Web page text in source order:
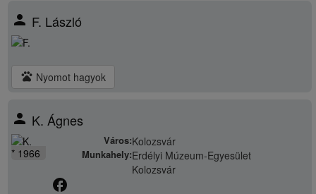
person F. László
pets Nyomot hagyok
person K. Ágnes
* 1966
Város:Kolozsvár
Munkahely:Erdélyi Múzeum-Egyesület
Kolozsvár
facebook